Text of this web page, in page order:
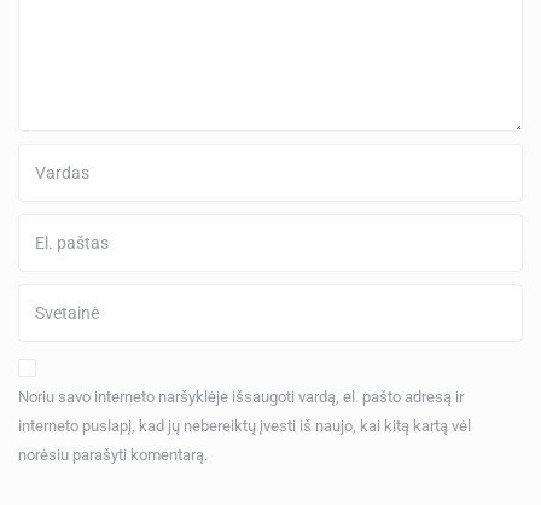
Noriu savo interneto naršyklėje išsaugoti vardą, el. pašto adresą ir
interneto puslapį, kad jų nebereiktų įvesti iš naujo, kai kitą kartą vėl
norėsiu parašyti komentarą.